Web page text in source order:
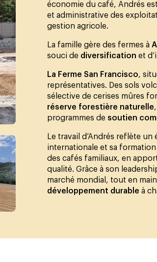
économie du café, Andrés
et administrative des
gestion agricole.
La famille gère des fermes à
souci de diversification et
La Ferme San Francisco,
représentatives. Des sols
sélective de cerises mûres
réserve forestière naturelle
programmes de soutien
Le travail d’Andrés reflète
internationale et sa
des cafés familiaux, en
qualité. Grâce à son
marché mondial, tout en
développement durable à